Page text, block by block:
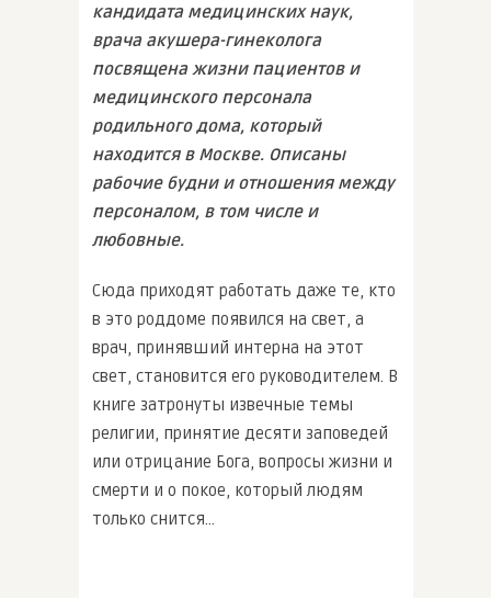
кандидата медицинских наук,
врача акушера-гинеколога
посвящена жизни пациентов и
медицинского персонала
родильного дома, который
находится в Москве. Описаны
рабочие будни и отношения между
персоналом, в том числе и
любовные.
Сюда приходят работать даже те, кто
в это роддоме появился на свет, а
врач, принявший интерна на этот
свет, становится его руководителем. В
книге затронуты извечные темы
религии, принятие десяти заповедей
или отрицание Бога, вопросы жизни и
смерти и о покое, который людям
только снится…